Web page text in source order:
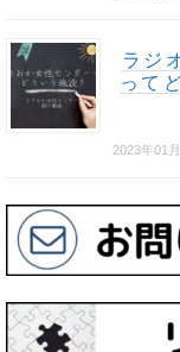
ラジ
って
2023年01